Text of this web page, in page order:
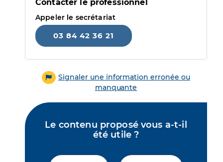
Contacter le professionnel
Appeler le secrétariat
03 84 42 36 21
Signaler une information erronée ou
manquante
Le contenu proposé vous a-t-il
été utile ?